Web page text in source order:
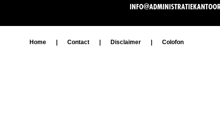
Home Contact Disclaimer Colofon